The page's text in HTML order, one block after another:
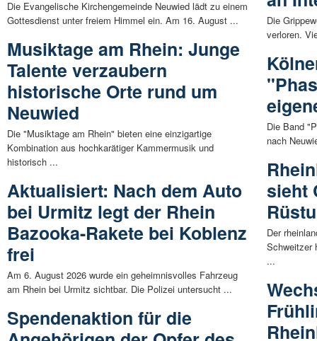
Die Evangelische Kirchengemeinde Neuwied lädt zu einem
Gottesdienst unter freiem Himmel ein. Am 16. August ...
Musiktage am Rhein: Junge
Talente verzaubern
historische Orte rund um
Neuwied
Die "Musiktage am Rhein" bieten eine einzigartige
Kombination aus hochkarätiger Kammermusik und
historisch ...
Aktualisiert: Nach dem Auto
bei Urmitz legt der Rhein
Bazooka-Rakete bei Koblenz
frei
Am 6. August 2026 wurde ein geheimnisvolles Fahrzeug
am Rhein bei Urmitz sichtbar. Die Polizei untersucht ...
Spendenaktion für die
Die
verloren.
Die Band
nach
sieht
Der
Schweitzer
...